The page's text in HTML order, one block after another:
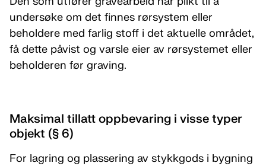
undersøke om det finnes rørsystem eller
beholdere med farlig stoff i det aktuelle området,
få dette påvist og varsle eier av rørsystemet eller
beholderen før graving.
Maksimal tillatt oppbevaring i visse typer
objekt (§ 6)
For lagring og plassering av stykkgods i bygning